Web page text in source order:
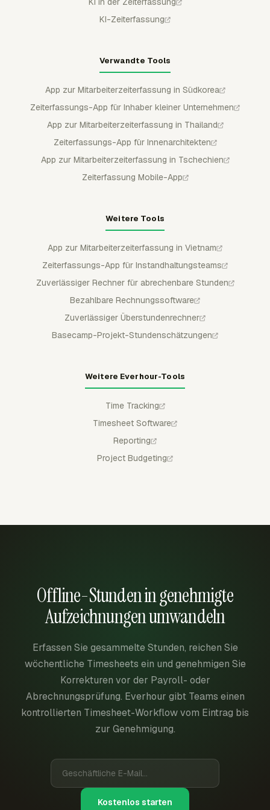
KI-Zeiterfassung
Verwandte Tools
App zur Mitarbeiterzeiterfassung in Südkorea
Zeiterfassungs-App für Inhaber kleiner Unternehmen
App zur Mitarbeiterzeiterfassung in Thailand
Zeiterfassungs-App für Innenarchitekten
App zur Mitarbeiterzeiterfassung in Tschechien
Zeiterfassung Mobile-App
Weitere Tools
App zur Mitarbeiterzeiterfassung in Vietnam
Zeiterfassungs-App für Instandhaltungsteams
Zuverlässiger Rechner für abrechenbare Stunden
Bezahlbare Rechnungssoftware
Zuverlässiger Überstundenrechner
Basecamp-Projekt-Stundenschätzungen
Weitere Everhour-Tools
Time Tracking
Timesheet Software
Reporting
Project Budgeting
Offline-Stunden in genehmigte
Aufzeichnungen umwandeln
Erfassen Sie gesammelte Stunden, reichen Sie
wöchentliche Timesheets ein und genehmigen Sie
Korrekturen vor der Payroll- oder
Abrechnungsprüfung. Everhour gibt Teams einen
kontrollierten Timesheet-Workflow vom Eintrag bis
zur Genehmigung.
Kostenlos starten